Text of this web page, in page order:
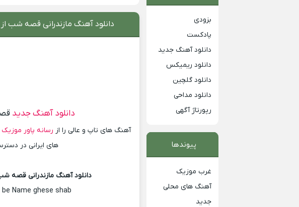
دانلود آهنگ مازندرانی قصه شب از
دانلود آهنگ جدید
آهنگ های تاپ و عالی را از رسانه پاور موزیک
های ایرانی در
دانلود آهنگ مازندرانی قصه
Name ghese shab
بزودی
پادکست
دانلود آهنگ جدید
دانلود ریمیکس
دانلود گلچین
دانلود مداحی
رپورتاژ آگهی
پیوندها
غرب موزیک
آهنگ های محلی
جدید